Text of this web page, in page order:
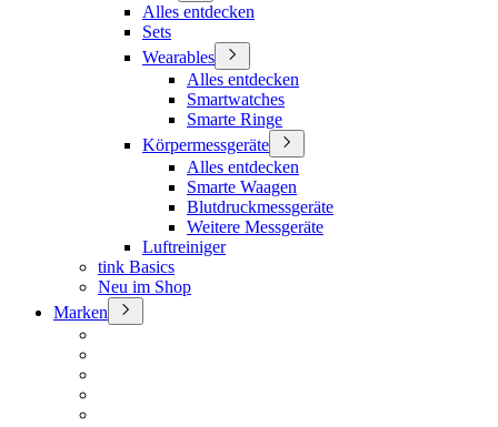
Alles entdecken
Sets
Wearables
Alles entdecken
Smartwatches
Smarte Ringe
Körpermessgeräte
Alles entdecken
Smarte Waagen
Blutdruckmessgeräte
Weitere Messgeräte
Luftreiniger
tink Basics
Neu im Shop
Marken